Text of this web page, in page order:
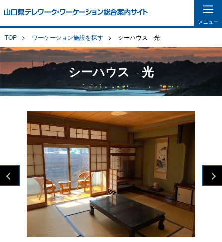
メニュー
TOP ワーケーション施設を探す シーハウス 光
シーハウス 光